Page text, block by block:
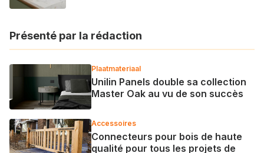
Présenté par la rédaction
Plaatmateriaal
Unilin Panels double sa collection
Master Oak au vu de son succès
Accessoires
Connecteurs pour bois de haute
qualité pour tous les projets de